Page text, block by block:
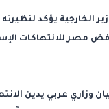
الخارجية يؤكد
مصر للانتهاكات
وزاري عربي يدين